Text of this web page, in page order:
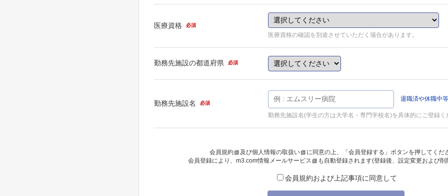
医療資格 必須
医療資格の確認を別途させていただく場合があります。
勤務先施設の都道府県 必須
勤務先施設名 必須
退職済や休職中
勤務先施設名(学生の方は大学名・専門学校名)を具体的にご登録く
会員規約 及び個人情報の取扱い
に同意の上、「会員登録する」ボタンを押してくだ
会員登録により、 m3.com情報メールサービス も自動登録されます(登録後、設定変更および
会員規約および上記事項に同意して